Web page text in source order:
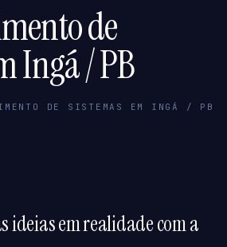
de
Ingá / PB
DE SISTEMAS EM INGÁ / PB
ideias em realidade com a